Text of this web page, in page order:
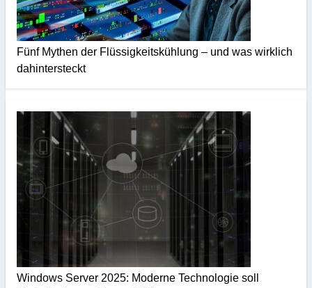
Fünf Mythen der Flüssigkeitskühlung – und was wirklich
dahintersteckt
Windows Server 2025: Moderne Technologie soll